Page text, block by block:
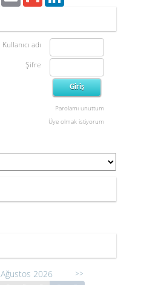
Kullanıcı adı
Şifre
Parolamı unuttum
Üye olmak istiyorum
Ağustos 2026 >>